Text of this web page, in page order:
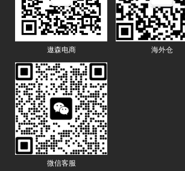
遨森电商 海外仓
微信客服